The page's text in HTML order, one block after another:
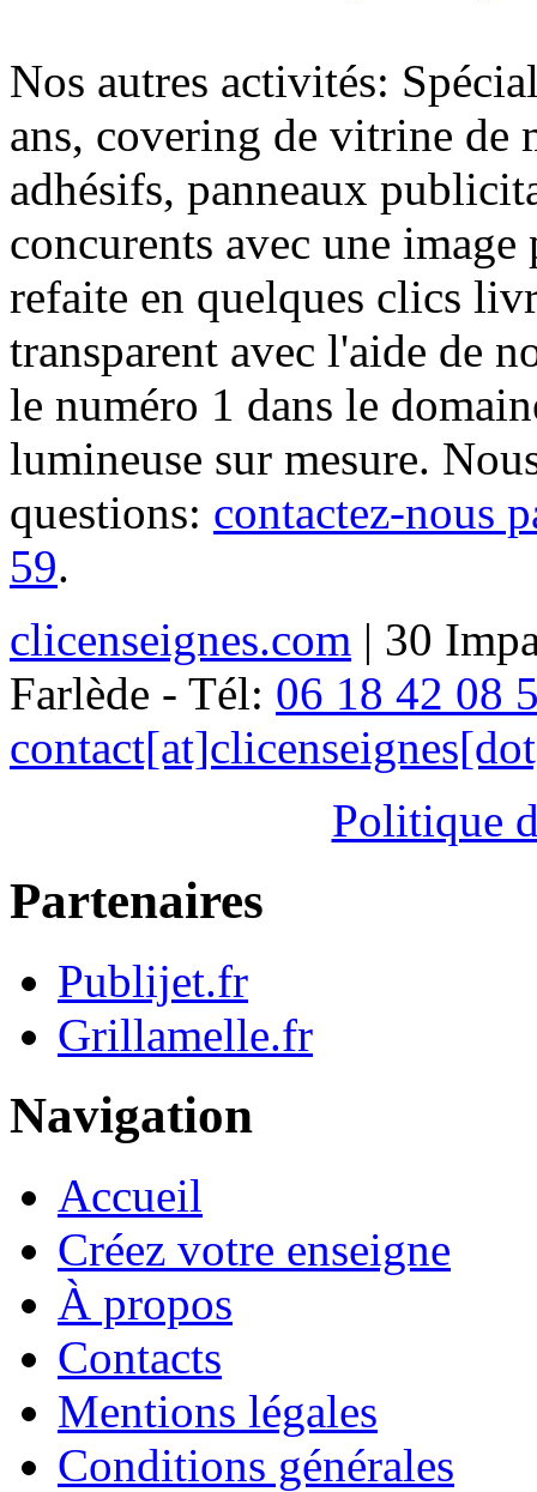
Nos autres activités:
ans, covering de vitrine de
adhésifs, panneaux
concurents avec une
refaite en quelques clics
transparent avec l'aide de
le numéro 1 dans le
lumineuse sur mesure.
questions: contactez-nous
59.
clicenseignes.com | 30
Farlède - Tél: 06 18 42 08
Politique
Partenaires
Publijet.fr
Grillamelle.fr
Navigation
Accueil
Créez votre enseigne
À propos
Contacts
Mentions légales
Conditions générales